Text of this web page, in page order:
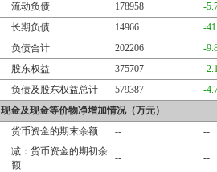
流动负债
178958
-
长期负债
14966
-
负债合计
202206
-
股东权益
375707
-
负债及股东权益总计
579387
-
现金及现金等价物净增加情况（万元）
货币资金的期末余额
--
--
减：货币资金的期初余
额
-- --